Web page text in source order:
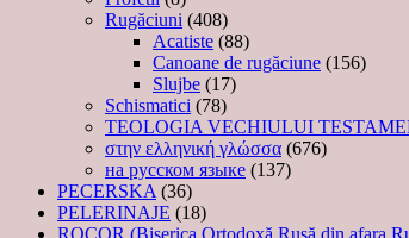
Rugăciuni (408)
Acatiste (88)
Canoane de rugăciune (156)
Slujbe (17)
Schismatici (78)
TEOLOGIA VECHIULUI
στην ελληνική γλώσσα (676)
на русском языке (137)
PECERSKA (36)
PELERINAJE (18)
ROCOR (Biserica Ortodoxă Rusă din afara